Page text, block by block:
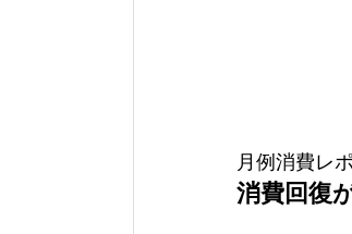
月例消費レ
消費回復